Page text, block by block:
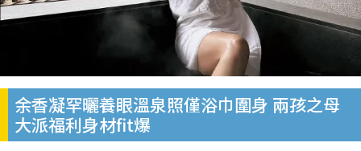
余香凝罕曬養眼溫泉照僅浴巾圍身 兩孩之母
大派福利身材fit爆